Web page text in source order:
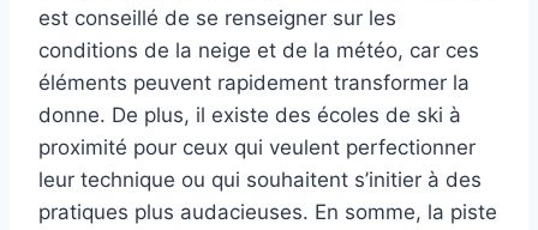
est conseillé de se renseigner sur les
conditions de la neige et de la météo, car ces
éléments peuvent rapidement transformer la
donne. De plus, il existe des écoles de ski à
proximité pour ceux qui veulent perfectionner
leur technique ou qui souhaitent s’initier à des
pratiques plus audacieuses. En somme, la piste